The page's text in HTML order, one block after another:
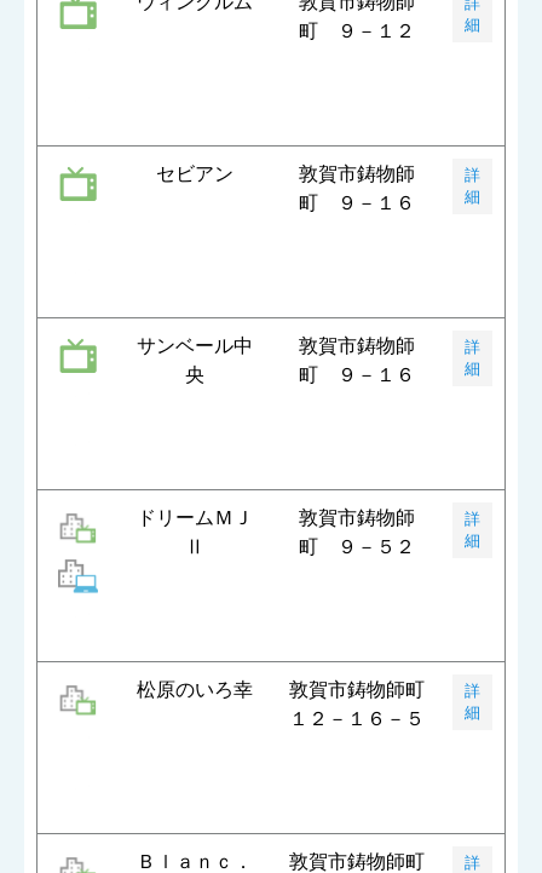
町 ９－１２
細
セビアン
敦賀市鋳物師
町 ９－１６
詳
細
サンベール中
央
敦賀市鋳物師
町 ９－１６
詳
細
ドリームＭＪ
Ⅱ
敦賀市鋳物師
町 ９－５２
詳
細
松原のいろ幸
敦賀市鋳物師町
１２－１６－５
詳
細
Ｂｌａｎｃ．
敦賀市鋳物師町
詳